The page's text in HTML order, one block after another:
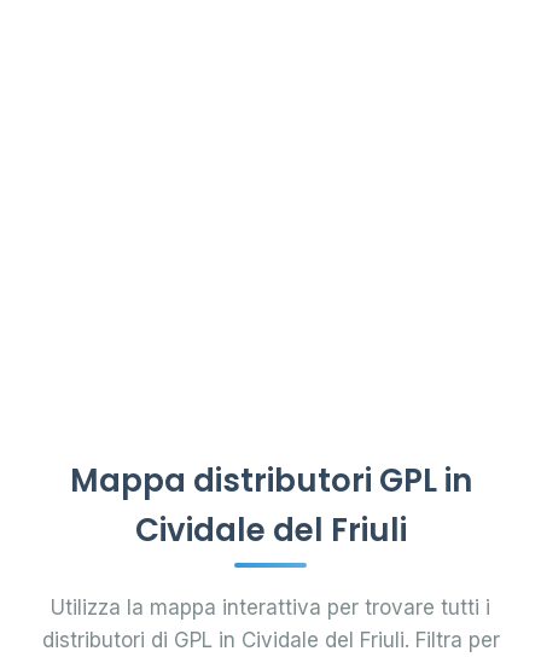
Mappa distributori GPL in
Cividale del Friuli
Utilizza la mappa interattiva per trovare tutti i
distributori di GPL in Cividale del Friuli. Filtra per